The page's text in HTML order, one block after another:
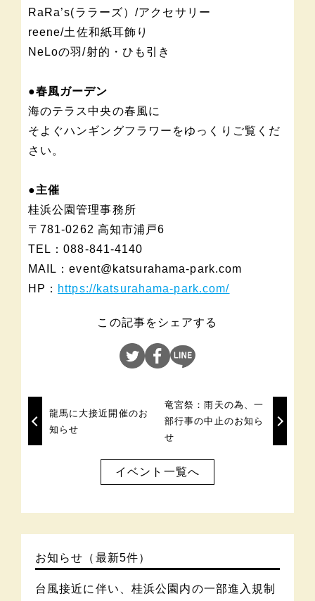
RaRa’s(ララーズ）/アクセサリー
reene/土佐和紙耳飾り
NeLoの羽/射的・ひも引き
●春風ガーデン
海のテラス中央の春風に
そよぐハンギングフラワーをゆっくりご覧くだ
さい。
●主催
桂浜公園管理事務所
〒781-0262 高知市浦戸6
TEL：088-841-4140
MAIL：event@katsurahama-park.com
HP： https://katsurahama-park.com/
この記事をシェアする
龍馬に大接近開催のお
知らせ
竜宮祭：雨天の為、一
部行事の中止のお知ら
せ
イベント一覧へ
お知らせ（最新5件）
台風接近に伴い、桂浜公園内の一部進入規制